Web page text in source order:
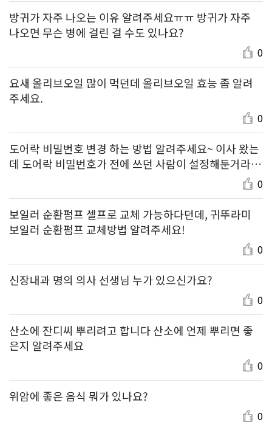
방귀가 자주 나오는 이유 알려주세요ㅠㅠ 방귀가 자주
나오면 무슨 병에 걸린 걸 수도 있나요?
0
요새 올리브오일 많이 먹던데 올리브오일 효능 좀 알려
주세요.
0
도어락 비밀번호 변경 하는 방법 알려주세요~ 이사 왔는
데 도어락 비밀번호가 전에 쓰던 사람이 설정해둔거라
0
보일러 순환펌프 셀프로 교체 가능하다던데, 귀뚜라미
보일러 순환펌프 교체방법 알려주세요!
0
신장내과 명의 의사 선생님 누가 있으신가요?
0
산소에 잔디씨 뿌리려고 합니다 산소에 언제 뿌리면 좋
은지 알려주세요
0
위암에 좋은 음식 뭐가 있나요?
0